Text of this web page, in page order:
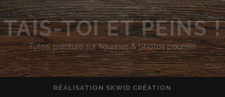
TAIS-TOI ET PEINS !
Tutos, peinture sur figurines & photos pourries
RÉALISATION SKWID CRÉATION